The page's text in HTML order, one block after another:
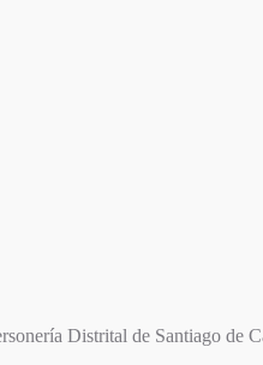
Distrital de Santiago de